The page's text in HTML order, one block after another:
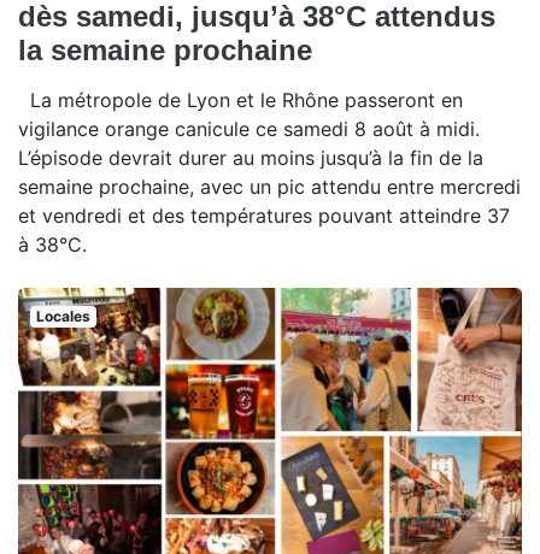
dès samedi, jusqu’à 38°C attendus
la semaine prochaine
La métropole de Lyon et le Rhône passeront en
vigilance orange canicule ce samedi 8 août à midi.
L’épisode devrait durer au moins jusqu’à la fin de la
semaine prochaine, avec un pic attendu entre mercredi
et vendredi et des températures pouvant atteindre 37
à 38°C.
Locales